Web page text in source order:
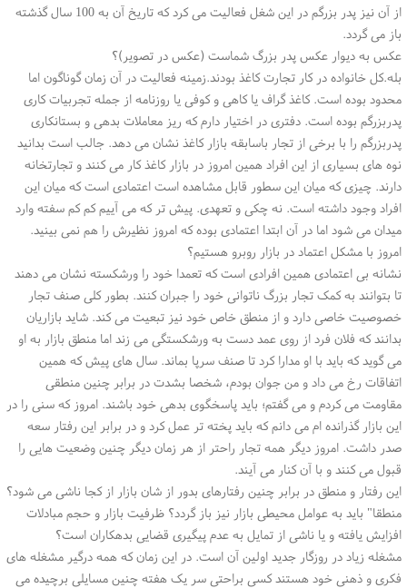
از آن نیز پدر بزرگم در این شغل فعالیت می کرد که تاریخ آن به 100 سال گذشته
باز می گردد.
عکس به دیوار عکس پدر بزرگ شماست (عکس در تصویر)؟
بله.کل خانواده در کار تجارت کاغذ بودند.زمینه فعالیت در آن زمان گوناگون اما
محدود بوده است. کاغذ گراف یا کاهی و کوفی یا روزنامه از جمله تجربیات کاری
پدربزرگم بوده است. دفتری در اختیار دارم که ریز معاملات بدهی و بستانکاری
پدربزرگم را با برخی از تجار باسابقه بازار کاغذ نشان می دهد. جالب است بدانید
نوه های بسیاری از این افراد همین امروز در بازار کاغذ کار می کنند و تجارتخانه
دارند. چیزی که میان این سطور قابل مشاهده است اعتمادی است که میان این
افراد وجود داشته است. نه چکی و تعهدی. پیش تر که می آییم کم کم سفته وارد
میدان می شود اما در آن ابتدا اعتمادی بوده که امروز نظیرش را هم نمی بینید.
امروز با مشکل اعتماد در بازار روبرو هستیم؟
نشانه بی اعتمادی همین افرادی است که تعمدا خود را ورشکسته نشان می دهند
تا بتوانند به کمک تجار بزرگ ناتوانی خود را جبران کنند. بطور کلی صنف تجار
خصوصیت خاصی دارد و از منطق خاص خود نیز تبعیت می کند. شاید بازاریان
بدانند که فلان فرد از روی عمد دست به ورشکستگی می زند اما منطق بازار به او
می گوید که باید با او مدارا کرد تا صنف سرپا بماند. سال های پیش که همین
اتفاقات رخ می داد و من جوان بودم، شخصا بشدت در برابر چنین منطقی
مقاومت می کردم و می گفتم؛ باید پاسخگوی بدهی خود باشند. امروز که سنی را در
این بازار گذرانده ام می دانم که باید پخته تر عمل کرد و در برابر این رفتار سعه
صدر داشت. امروز دیگر همه تجار راحتر از هر زمان دیگر چنین وضعیت هایی را
قبول می کنند و با آن کنار می آیند.
این رفتار و منطق در برابر چنین رفتارهای بدور از شان بازار از کجا ناشی می شود؟
منطقا" باید به عوامل محیطی بازار نیز باز گردد؟ ظرفیت بازار و حجم مبادلات
افزایش یافته و یا ناشی از تمایل به عدم پیگیری قضایی بدهکاران است؟
مشغله زیاد در روزگار جدید اولین آن است. در این زمان که همه درگیر مشغله های
فکری و ذهنی خود هستند کسی براحتی سر یک هفته چنین مسایلی برچیده می